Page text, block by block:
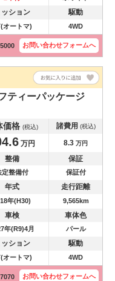
ッション 駆動
オートマ) 4WD
お問い合わせフォームへ
ティーパッケージ
価格 (税込) 諸費用 (税込)
万円 8.3 万円
整備 保証
定整備付 保証付
年式 走行距離
年(H30) 9,565km
車検 車体色
年(R9)4月 パール
ッション 駆動
オートマ) 4WD
お問い合わせフォームへ